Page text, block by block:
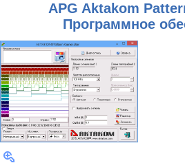
APG Aktakom
Программное